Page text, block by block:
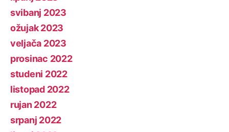
svibanj 2023
ožujak 2023
veljača 2023
prosinac 2022
studeni 2022
listopad 2022
rujan 2022
srpanj 2022